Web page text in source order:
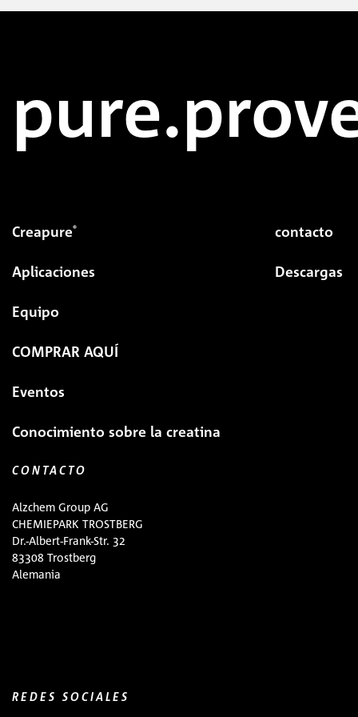
Creapure®
Aplicaciones
Equipo
COMPRAR AQUÍ
Eventos
Conocimiento sobre la creatina
contacto
Descargas
CONTACTO
Alzchem Group AG
CHEMIEPARK TROSTBERG
Dr.-Albert-Frank-Str. 32
83308 Trostberg
Alemania
REDES SOCIALES